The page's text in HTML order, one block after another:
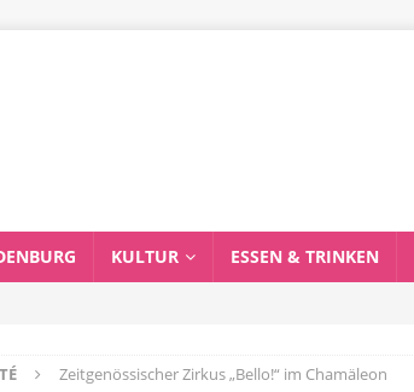
KULTUR ESSEN & TRINKEN
Zeitgenössischer Zirkus „Bello!“ im Chamäleon